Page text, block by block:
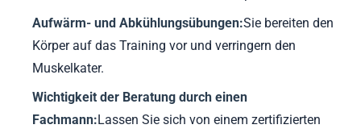
Aufwärm- und Abkühlungsübungen:Sie bereiten den
Körper auf das Training vor und verringern den
Muskelkater.
Wichtigkeit der Beratung durch einen
Fachmann:Lassen Sie sich von einem zertifizierten